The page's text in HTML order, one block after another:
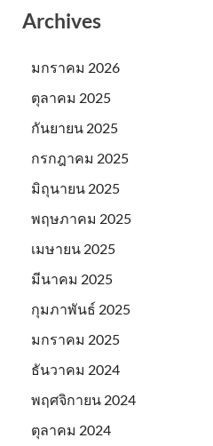
Archives
มกราคม 2026
ตุลาคม 2025
กันยายน 2025
กรกฎาคม 2025
มิถุนายน 2025
พฤษภาคม 2025
เมษายน 2025
มีนาคม 2025
กุมภาพันธ์ 2025
มกราคม 2025
ธันวาคม 2024
พฤศจิกายน 2024
ตุลาคม 2024